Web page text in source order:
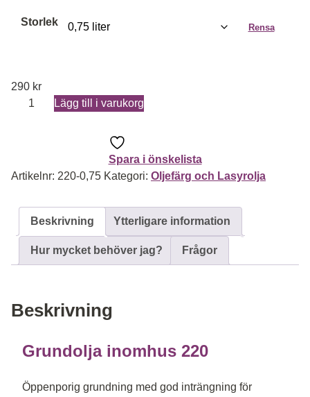
Storlek Rensa
290 kr
Grundolja inomhus 220 mängd
Lägg till i varukorg
Spara i önskelista
Artikelnr: 220-0,75 Kategori: Oljefärg och Lasyrolja
Beskrivning Ytterligare information
Hur mycket behöver jag? Frågor
Beskrivning
Grundolja inomhus 220
Öppenporig grundning med god inträngning för